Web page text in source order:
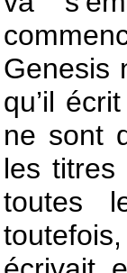
Genesis
qu’il
ne sont
les titres
toutes